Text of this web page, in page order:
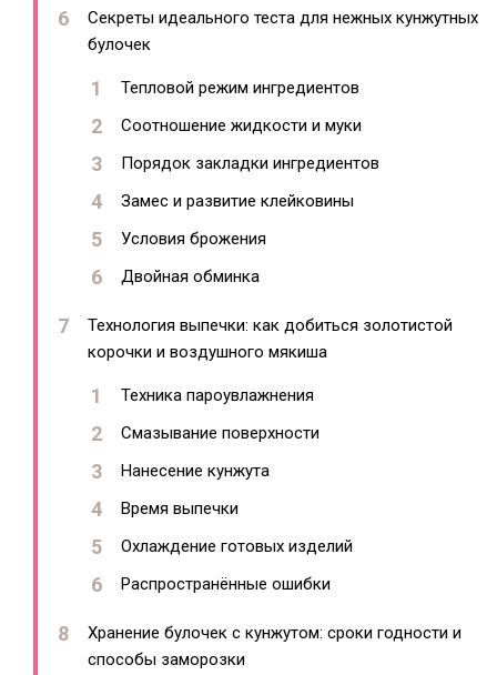
Секреты идеального теста для нежных кунжутных
булочек
Тепловой режим ингредиентов
Соотношение жидкости и муки
Порядок закладки ингредиентов
Замес и развитие клейковины
Условия брожения
Двойная обминка
Технология выпечки: как добиться золотистой
корочки и воздушного мякиша
Техника пароувлажнения
Смазывание поверхности
Нанесение кунжута
Время выпечки
Охлаждение готовых изделий
Распространённые ошибки
Хранение булочек с кунжутом: сроки годности и
способы заморозки